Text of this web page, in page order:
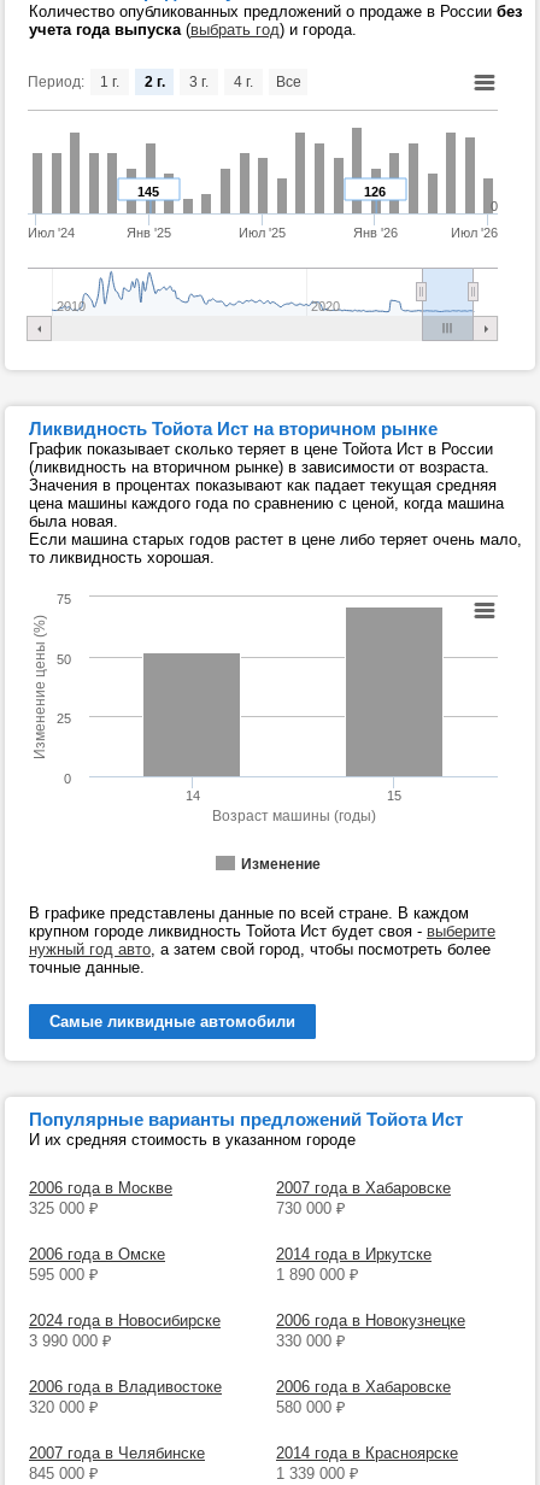
Количество опубликованных предложений о продаже в России без
учета года выпуска(выбрать год) и города.
Период:
126
145
Июл '24 Янв '25 Июл '25 Янв '26 Июл '26
2010 2020
0
1 г. 2 г. 3 г. 4 г. Все
Ликвидность Тойота Ист на вторичном рынке
График показывает сколько теряет в цене Тойота Ист в России
(ликвидность на вторичном рынке) в зависимости от возраста.
Значения в процентах показывают как падает текущая средняя
цена машины каждого года по сравнению с ценой, когда машина
была новая.
Если машина старых годов растет в цене либо теряет очень мало,
то ликвидность хорошая.
Возраст машины (годы)
Изменение цены (%)
Изменение
14 15
0
25
50
75
В графике представлены данные по всей стране. В каждом
крупном городе ликвидность Тойота Ист будет своя - выберите
нужный год авто, а затем свой город, чтобы посмотреть более
точные данные.
Самые ликвидные автомобили
Популярные варианты предложений Тойота Ист
И их средняя стоимость в указанном городе
2006 года в Москве
325 000 ₽
2007 года в Хабаровске
730 000 ₽
2006 года в Омске
595 000 ₽
2014 года в Иркутске
1 890 000 ₽
2024 года в Новосибирске
3 990 000 ₽
2006 года в Новокузнецке
330 000 ₽
2006 года в Владивостоке
320 000 ₽
2006 года в Хабаровске
580 000 ₽
2007 года в Челябинске
845 000 ₽
2014 года в Красноярске
1 339 000 ₽